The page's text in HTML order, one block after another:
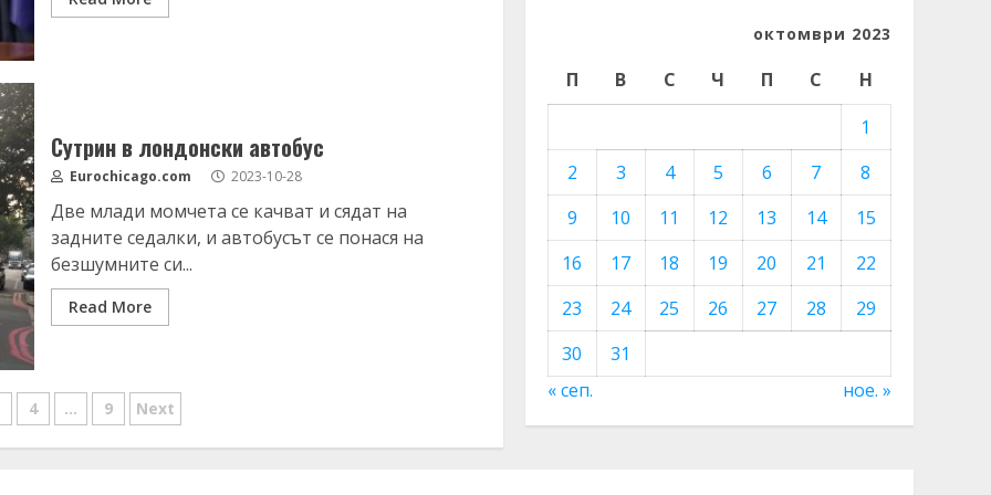
Сутрин в лондонски автобус
Eurochicago.com 2023-10-28
Две млади момчета се качват и сядат на
задните седалки, и автобусът се понася на
безшумните си...
Read More
4 … 9 Next
октомври 2023
П В С Ч П С
Н
1
2
3 4 5 6 7
8
9
10 11 12 13 14
15
16
17 18 19 20 21
22
23
24 25 26 27 28
29
30
31
« сеп.
ное. »